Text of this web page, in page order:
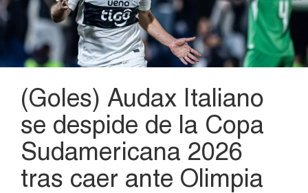
(Goles) Audax Italiano
se despide de la Copa
Sudamericana 2026
tras caer ante Olimpia